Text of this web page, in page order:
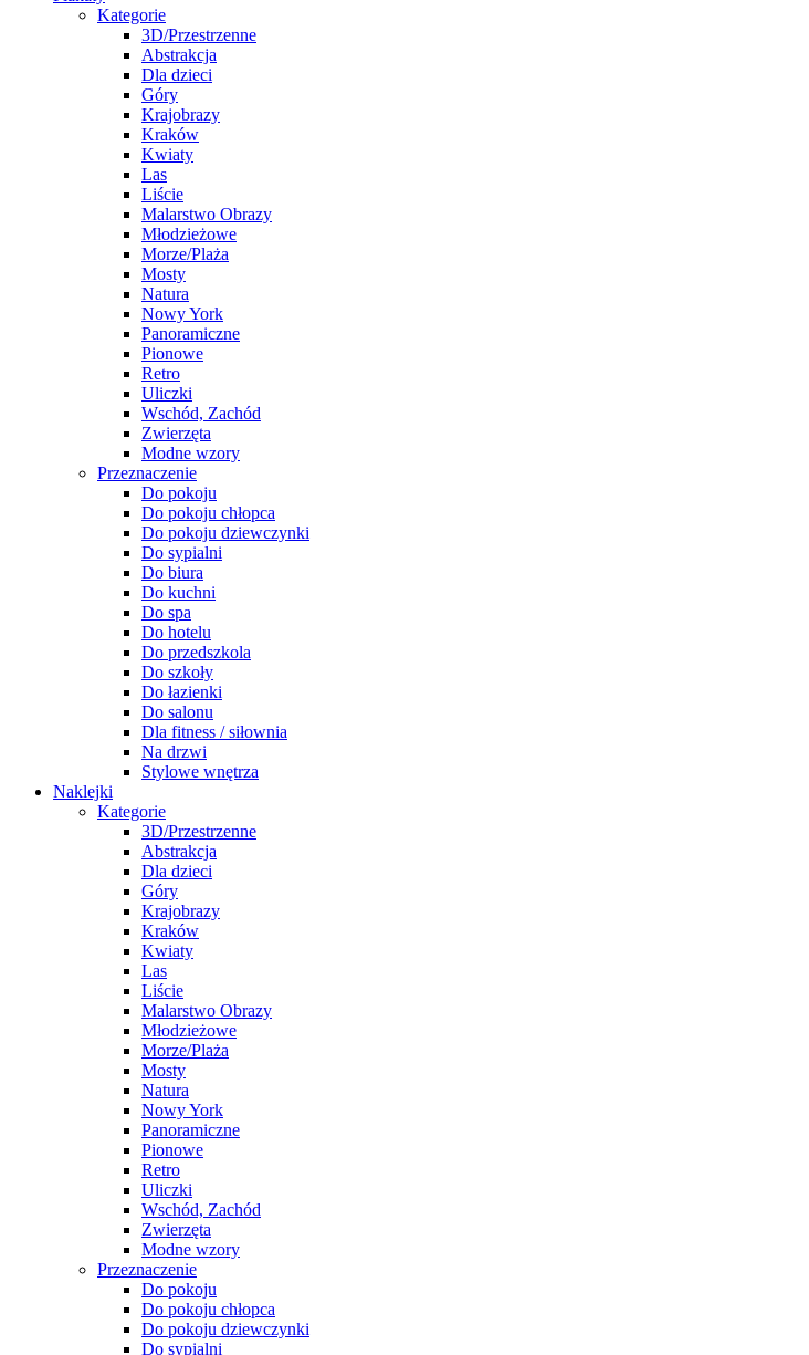
Kategorie
3D/Przestrzenne
Abstrakcja
Dla dzieci
Góry
Krajobrazy
Kraków
Kwiaty
Las
Liście
Malarstwo Obrazy
Młodzieżowe
Morze/Plaża
Mosty
Natura
Nowy York
Panoramiczne
Pionowe
Retro
Uliczki
Wschód, Zachód
Zwierzęta
Modne wzory
Przeznaczenie
Do pokoju
Do pokoju chłopca
Do pokoju dziewczynki
Do sypialni
Do biura
Do kuchni
Do spa
Do hotelu
Do przedszkola
Do szkoły
Do łazienki
Do salonu
Dla fitness / siłownia
Na drzwi
Stylowe wnętrza
Naklejki
Kategorie
3D/Przestrzenne
Abstrakcja
Dla dzieci
Góry
Krajobrazy
Kraków
Kwiaty
Las
Liście
Malarstwo Obrazy
Młodzieżowe
Morze/Plaża
Mosty
Natura
Nowy York
Panoramiczne
Pionowe
Retro
Uliczki
Wschód, Zachód
Zwierzęta
Modne wzory
Przeznaczenie
Do pokoju
Do pokoju chłopca
Do pokoju dziewczynki
Do sypialni